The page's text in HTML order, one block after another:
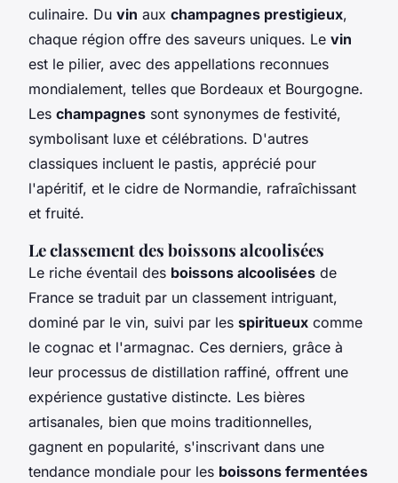
culinaire. Du vin aux champagnes prestigieux,
chaque région offre des saveurs uniques. Le vin
est le pilier, avec des appellations reconnues
mondialement, telles que Bordeaux et Bourgogne.
Les champagnes sont synonymes de festivité,
symbolisant luxe et célébrations. D'autres
classiques incluent le pastis, apprécié pour
l'apéritif, et le cidre de Normandie, rafraîchissant
et fruité.
Le classement des boissons alcoolisées
Le riche éventail des boissons alcoolisées de
France se traduit par un classement intriguant,
dominé par le vin, suivi par les spiritueux comme
le cognac et l'armagnac. Ces derniers, grâce à
leur processus de distillation raffiné, offrent une
expérience gustative distincte. Les bières
artisanales, bien que moins traditionnelles,
gagnent en popularité, s'inscrivant dans une
tendance mondiale pour les boissons fermentées